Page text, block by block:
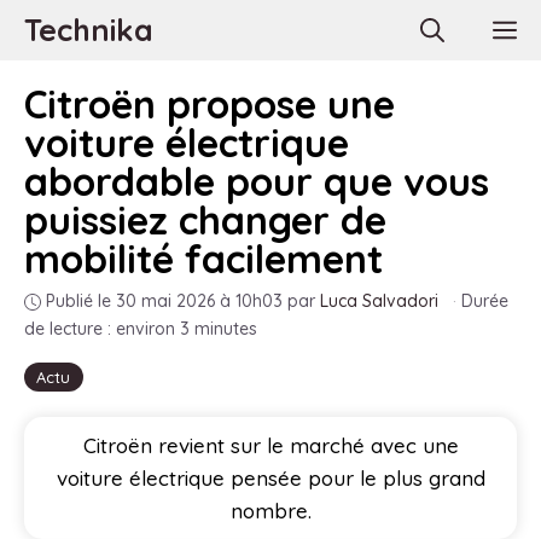
AllerTechnika
Actu
Citroën propose une
voiture électrique
abordable pour que vous
puissiez changer de
mobilité facilement
Publié le 30 mai 2026 à 10h03 par Luca Salvadori · Durée
de lecture : environ 3 minutes
Citroën revient sur le marché avec une
voiture électrique pensée pour le plus grand
nombre.